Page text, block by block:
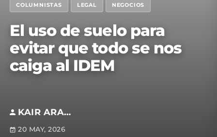
COLUMNISTAS LEGAL NEGOCIOS
El uso de suelo para
evitar que todo se nos
caiga al IDEM
KAIR ARAFAT VELA MEZA
20 MAY, 2026